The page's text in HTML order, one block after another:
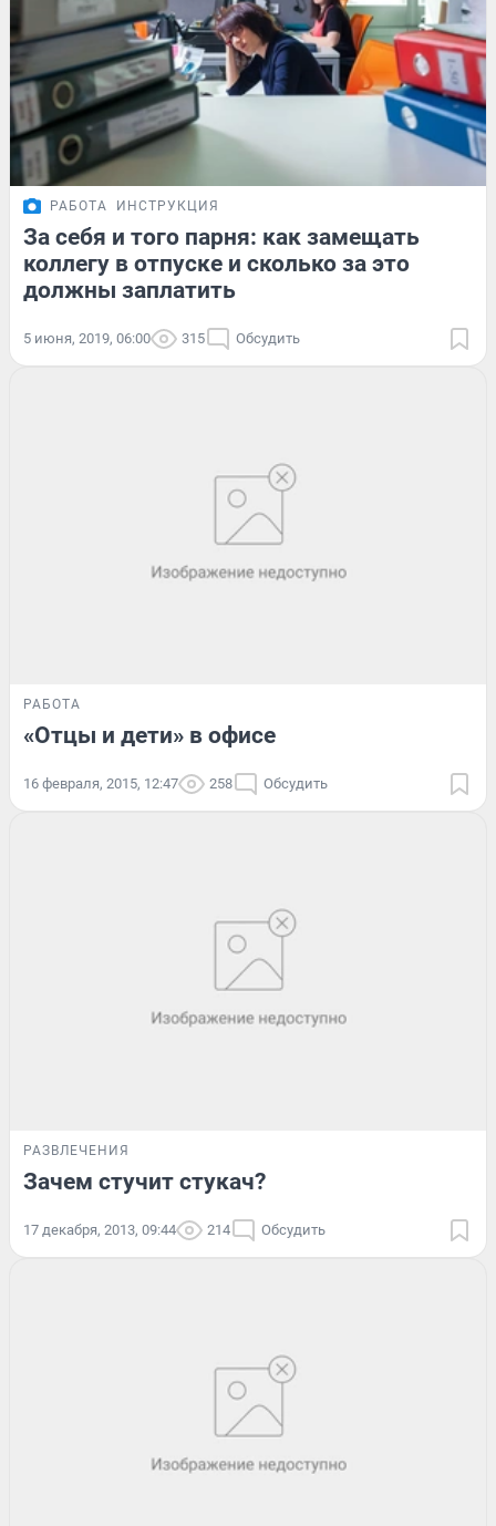
РАБОТА ИНСТРУКЦИЯ
За себя и того парня: как замещать
коллегу в отпуске и сколько за это
должны заплатить
5 июня, 2019, 06:00 315 Обсудить
РАБОТА
«Отцы и дети» в офисе
16 февраля, 2015, 12:47 258 Обсудить
РАЗВЛЕЧЕНИЯ
Зачем стучит стукач?
17 декабря, 2013, 09:44 214 Обсудить